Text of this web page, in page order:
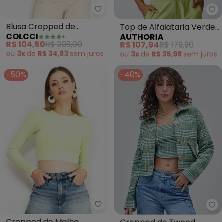
Colcci - Blusa Cropped de
Blusa Cropped de
Viscose (Verde)
COLCCI
R$ 104,50R$ 209,00
ou 3x de R$ 34,83 sem juros
Top de Alfaiataria Verde
Anarrugado (Verde)
AUTHORIA
R$ 107,94R$ 179,90
ou 3x de R$ 35,98 sem juros
-50%
Colcci - Cropped de Malha
-40%